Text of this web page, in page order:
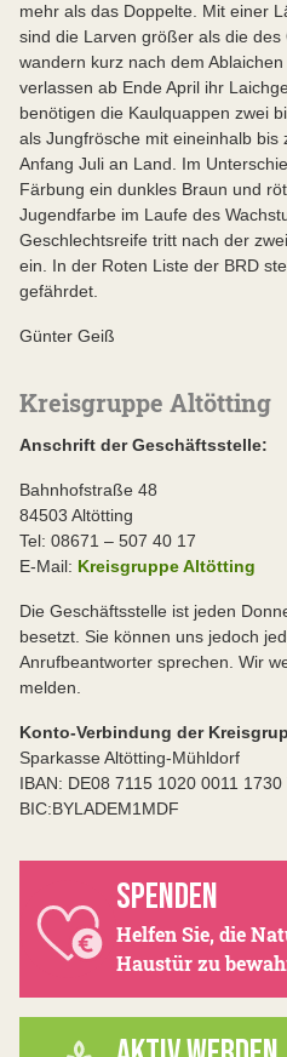
mehr als das Doppelte. Mit einer
sind die Larven größer als die
wandern kurz nach dem
verlassen ab Ende April ihr
benötigen die Kaulquappen zwei
als Jungfrösche mit eineinhalb bis
Anfang Juli an Land. Im
Färbung ein dunkles Braun und
Jugendfarbe im Laufe des
Geschlechtsreife tritt nach der
ein. In der Roten Liste der BRD
gefährdet.
Günter Geiß
Kreisgruppe Altötting
Anschrift der Geschäftsstelle:
Bahnhofstraße 48
84503 Altötting
Tel: 08671 – 507 40 17
E-Mail: Kreisgruppe Altötting
Die Geschäftsstelle ist jeden
besetzt. Sie können uns jedoch
Anrufbeantworter sprechen. Wir
melden.
Konto-Verbindung der
Sparkasse Altötting-Mühldorf
IBAN: DE08 7115 1020 0011 1730
BIC:BYLADEM1MDF
SPENDEN
Helfen Sie, die
Haustür zu